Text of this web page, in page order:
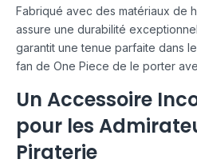
Fabriqué avec des matériaux de
assure une durabilité
garantit une tenue parfaite dans
fan de One Piece de le porter
Un Accessoire
pour les
Piraterie